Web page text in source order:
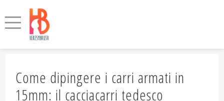
Come dipingere i carri armati in
15mm: il cacciacarri tedesco